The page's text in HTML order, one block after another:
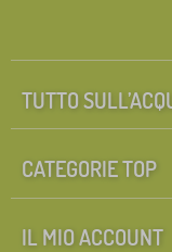
TUTTO
CATEGORIE TOP
IL MIO ACCOUNT